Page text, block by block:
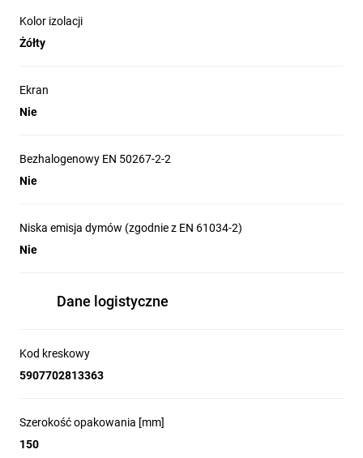
Kolor izolacji
Żółty
Ekran
Nie
Bezhalogenowy EN 50267-2-2
Nie
Niska emisja dymów (zgodnie z EN 61034-2)
Nie
Dane logistyczne
Kod kreskowy
5907702813363
Szerokość opakowania [mm]
150